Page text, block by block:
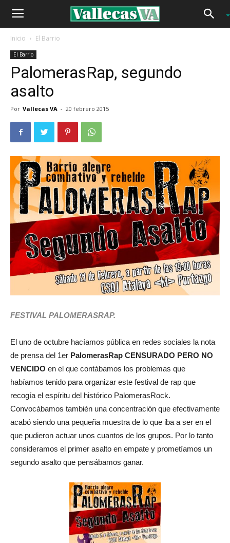
Inicio El Barrio
El Barrio
PalomerasRap, segundo
asalto
Por Vallecas VA - 20 febrero 2015
FESTIVAL PALOMERASRAP.
El uno de octubre hacíamos pública en redes sociales la nota
de prensa del 1er PalomerasRap CENSURADO PERO NO
VENCIDO en el que contábamos los problemas que
habíamos tenido para organizar este festival de rap que
recogía el espíritu del histórico PalomerasRock.
Convocábamos también una concentración que efectivamente
acabó siendo una pequeña muestra de lo que iba a ser en el
que pudieron actuar unos cuantos de los grupos. Por lo tanto
consideramos el primer asalto en empate y prometíamos un
segundo asalto que pensábamos ganar.